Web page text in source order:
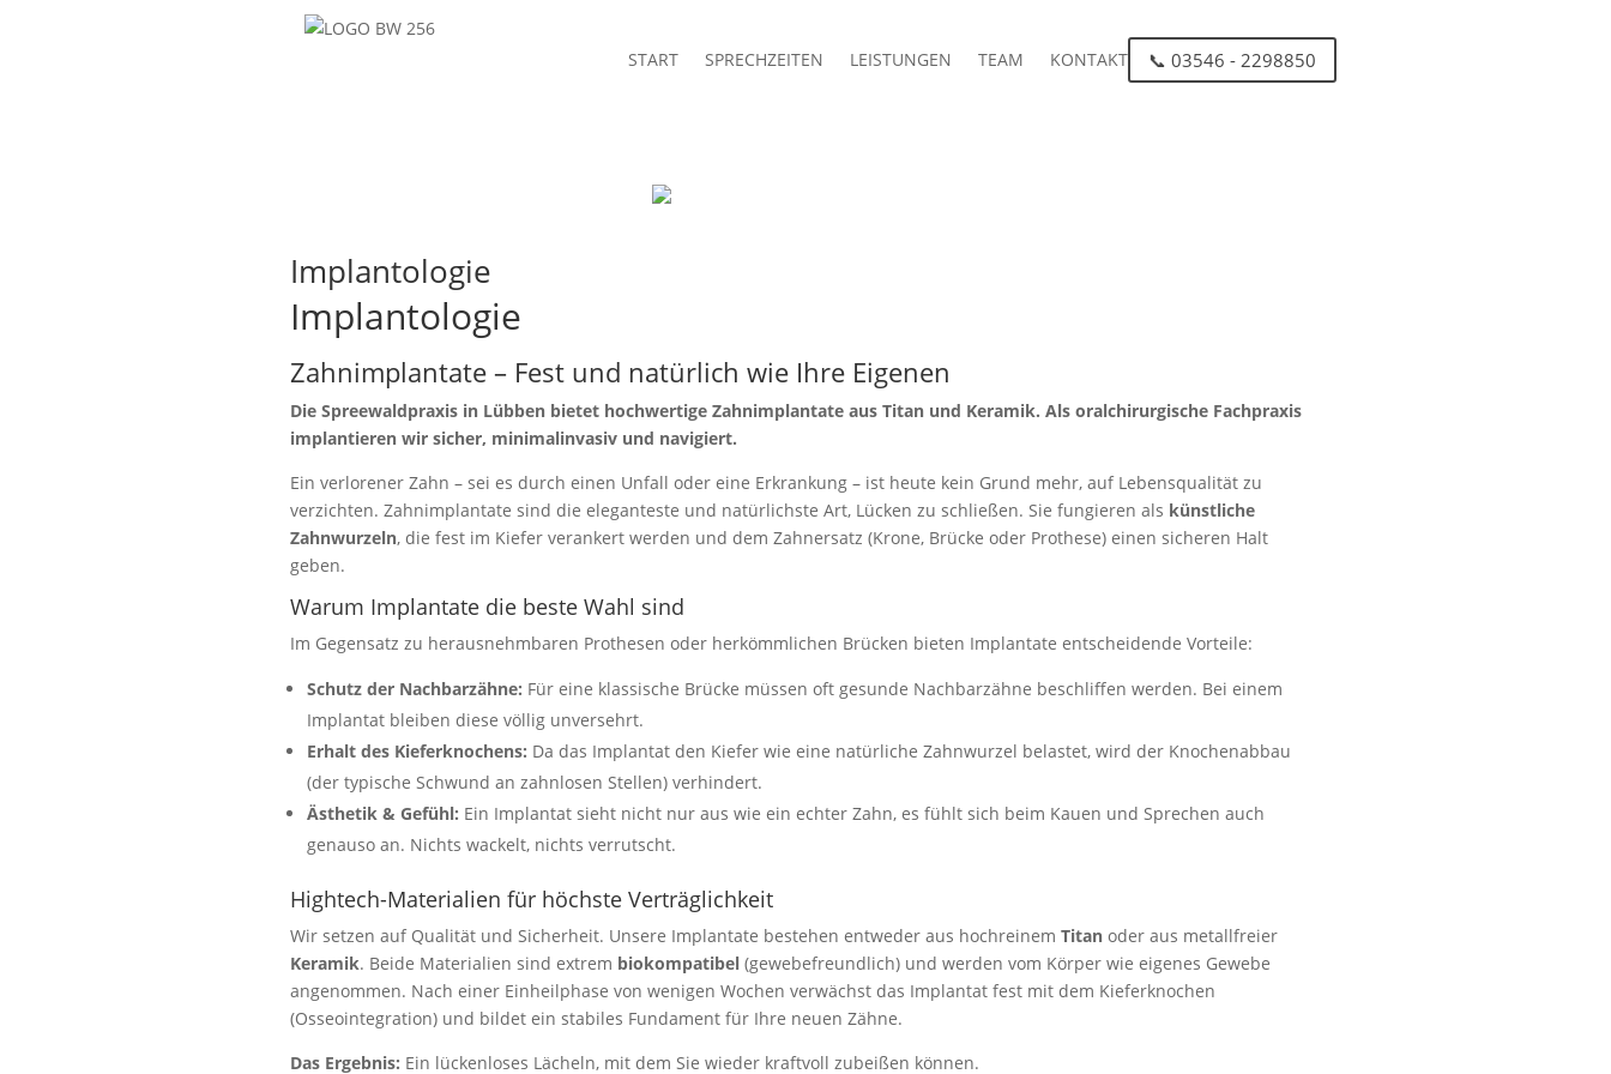
START SPRECHZEITEN LEISTUNGEN TEAM KONTAKT 📞 03546 - 2298850
Implantologie
Implantologie
Zahnimplantate – Fest und natürlich wie Ihre Eigenen
Die Spreewaldpraxis in Lübben bietet hochwertige Zahnimplantate aus Titan und Keramik. Als oralchirurgische Fachpraxis
implantieren wir sicher, minimalinvasiv und navigiert.
Ein verlorener Zahn – sei es durch einen Unfall oder eine Erkrankung – ist heute kein Grund mehr, auf Lebensqualität zu
verzichten. Zahnimplantate sind die eleganteste und natürlichste Art, Lücken zu schließen. Sie fungieren als künstliche
Zahnwurzeln, die fest im Kiefer verankert werden und dem Zahnersatz (Krone, Brücke oder Prothese) einen sicheren Halt
geben.
Warum Implantate die beste Wahl sind
Im Gegensatz zu herausnehmbaren Prothesen oder herkömmlichen Brücken bieten Implantate entscheidende Vorteile:
Schutz der Nachbarzähne: Für eine klassische Brücke müssen oft gesunde Nachbarzähne beschliffen werden. Bei einem
Implantat bleiben diese völlig unversehrt.
Erhalt des Kieferknochens: Da das Implantat den Kiefer wie eine natürliche Zahnwurzel belastet, wird der Knochenabbau
(der typische Schwund an zahnlosen Stellen) verhindert.
Ästhetik & Gefühl: Ein Implantat sieht nicht nur aus wie ein echter Zahn, es fühlt sich beim Kauen und Sprechen auch
genauso an. Nichts wackelt, nichts verrutscht.
Hightech-Materialien für höchste Verträglichkeit
Wir setzen auf Qualität und Sicherheit. Unsere Implantate bestehen entweder aus hochreinem Titanoder aus metallfreier
Keramik. Beide Materialien sind extrem biokompatibel(gewebefreundlich) und werden vom Körper wie eigenes Gewebe
angenommen. Nach einer Einheilphase von wenigen Wochen verwächst das Implantat fest mit dem Kieferknochen
(Osseointegration) und bildet ein stabiles Fundament für Ihre neuen Zähne.
Das Ergebnis: Ein lückenloses Lächeln, mit dem Sie wieder kraftvoll zubeißen können.